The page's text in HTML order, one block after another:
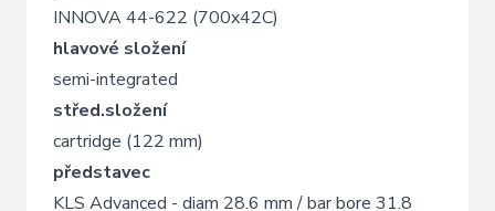
INNOVA 44-622 (700x42C)
hlavové složení
semi-integrated
střed.složení
cartridge (122 mm)
představec
KLS Advanced - diam 28.6 mm / bar bore 31.8